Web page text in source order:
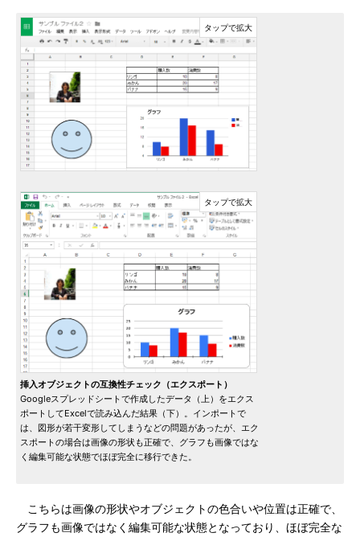
挿入オブジェクトの互換性チェック（エクスポート）
Googleスプレッドシートで作成したデータ（上）をエクス
ポートしてExcelで読み込んだ結果（下）。インポートで
は、図形が若干変形してしまうなどの問題があったが、エク
スポートの場合は画像の形状も正確で、グラフも画像ではな
く編集可能な状態でほぼ完全に移行できた。
こちらは画像の形状やオブジェクトの色合いや位置は正確で、
グラフも画像ではなく編集可能な状態となっており、ほぼ完全な